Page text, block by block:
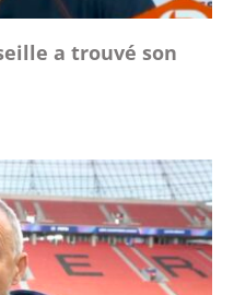
a trouvé son